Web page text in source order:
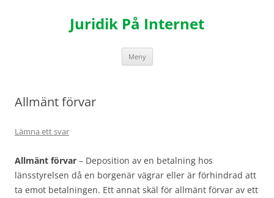
Juridik På Internet
Meny
Allmänt förvar
Lämna ett svar
Allmänt förvar – Deposition av en betalning hos
länsstyrelsen då en borgenär vägrar eller är förhindrad att
ta emot betalningen. Ett annat skäl för allmänt förvar av ett